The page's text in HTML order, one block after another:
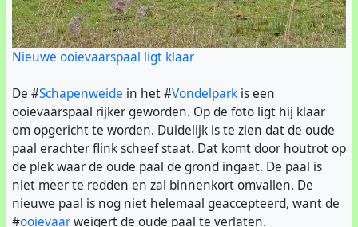
Nieuwe ooievaarspaal ligt klaar
De #Schapenweide in het #Vondelpark is een
ooievaarspaal rijker geworden. Op de foto ligt hij klaar
om opgericht te worden. Duidelijk is te zien dat de oude
paal erachter flink scheef staat. Dat komt door houtrot op
de plek waar de oude paal de grond ingaat. De paal is
niet meer te redden en zal binnenkort omvallen. De
nieuwe paal is nog niet helemaal geaccepteerd, want de
#ooievaarweigert de oude paal te verlaten.